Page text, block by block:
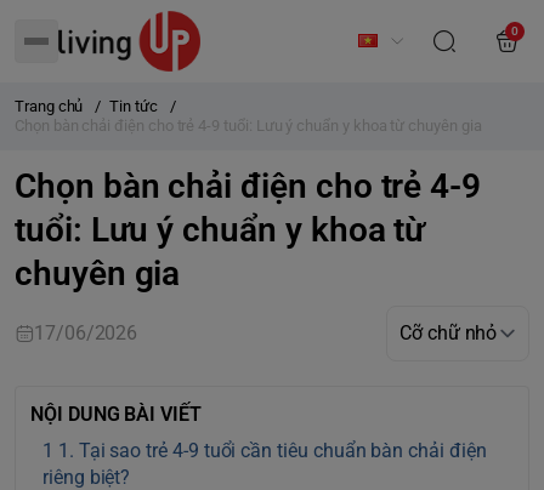
0
Trang chủ / Tin tức
/
Chọn bàn chải điện cho trẻ 4-9 tuổi: Lưu ý chuẩn y khoa từ chuyên gia
Chọn bàn chải điện cho trẻ 4-9
tuổi: Lưu ý chuẩn y khoa từ
chuyên gia
17/06/2026
NỘI DUNG BÀI VIẾT
1. Tại sao trẻ 4-9 tuổi cần tiêu chuẩn bàn chải điện
riêng biệt?